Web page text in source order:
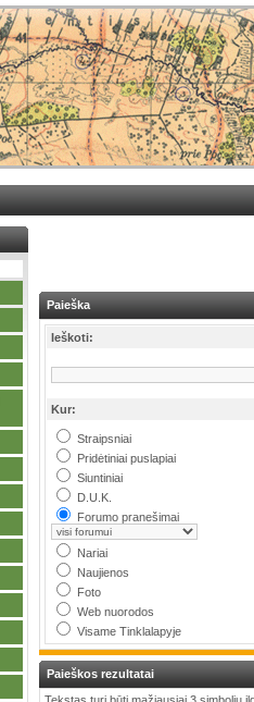
Paieška
Ieškoti:
Kur:
Straipsniai
Pridėtiniai puslapiai
Siuntiniai
D.U.K.
Forumo pranešimai
Nariai
Naujienos
Foto
Web nuorodos
Visame Tinklalapyje
Paieškos rezultatai